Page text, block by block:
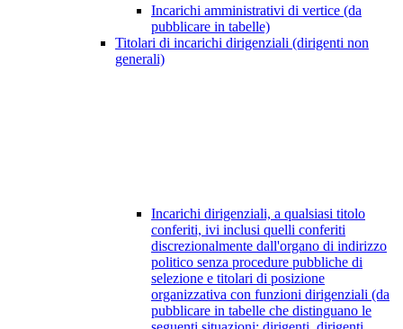
Incarichi amministrativi di vertice (da
pubblicare in tabelle)
Titolari di incarichi dirigenziali (dirigenti non
generali)
Incarichi dirigenziali, a qualsiasi titolo
conferiti, ivi inclusi quelli conferiti
discrezionalmente dall'organo di indirizzo
politico senza procedure pubbliche di
selezione e titolari di posizione
organizzativa con funzioni dirigenziali (da
pubblicare in tabelle che distinguano le